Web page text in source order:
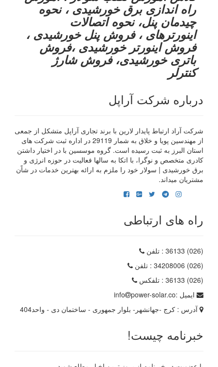
راه اندازی برق خورشیدی ، نحوه
چیدمان پنل، نحوه اتصالات
اینورترهای ، فروش پنل خورشیدی ،
فروش اینورتر خورشیدی ،فروش
باتری خورشیدی، فروش شارژ
کنترلر
درباره شرکت آراپل
شرکت آراد ارتباط پایدار لارین با برند تجاری آراپل متشکل از جمعی
از مهندسین پویا و خلاق به شمار 29119 در اداره ثبت شرکت های
استان البرز به ثبت رسیده است. گروه موسسین با در اختیار داشتن
کادری متخصص و نوگرا، با اتکا به سالها فعالیت در حوزه انرژی و
برق خورشیدی | سولار خود را ملزم به ارائه بهترین خدمات در شاًن
مشتریان میداند.
راه های ارتباطی
(026) 36133
: تلفن
(026) 34208006
: تلفن
(026) 36133
: تلفکس
ایمیل :
info
power-solar.co
آدرس : کرج -جهانشهر- بلوار جمهوری - ساختمان دی - واحد404
خبرنامه چیست!